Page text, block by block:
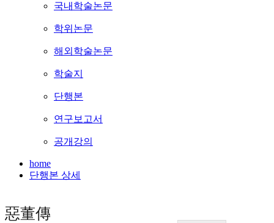
국내학술논문
학위논문
해외학술논문
학술지
단행본
연구보고서
공개강의
home
단행본 상세
惡董傳